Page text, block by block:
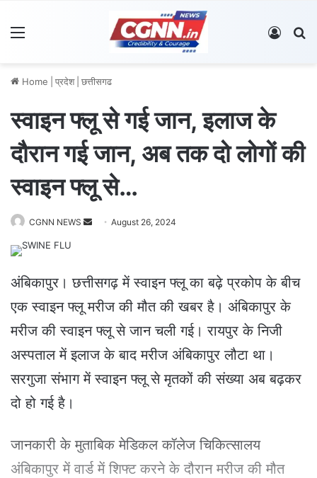
Log In
Home प्रदेश छत्तीसगढ
स्वाइन फ्लू से गई जान, इलाज के
दौरान गई जान, अब तक दो लोगों की
स्वाइन फ्लू से…
CGNN NEWS
a
n
e
a
August 26, 2024
अंबिकापुर। छत्तीसगढ़ में स्वाइन फ्लू का बढ़े प्रकोप के बीच
एक स्वाइन फ्लू मरीज की मौत की खबर है। अंबिकापुर के
मरीज की स्वाइन फ्लू से जान चली गई। रायपुर के निजी
अस्पताल में इलाज के बाद मरीज अंबिकापुर लौटा था।
सरगुजा संभाग में स्वाइन फ्लू से मृतकों की संख्या अब बढ़कर
दो हो गई है।
जानकारी के मुताबिक मेडिकल कॉलेज चिकित्सालय
अंबिकापुर में वार्ड में शिफ्ट करने के दौरान मरीज की मौत